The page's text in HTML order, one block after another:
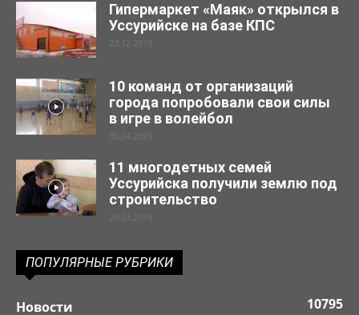
Гипермаркет «Маяк» открылся в
Уссурийске на базе КПС
23.12.2019
10 команд от организаций
города попробовали свои силы
в игре в волейбол
30.04.2019
11 многодетных семей
Уссурийска получили землю под
строительство
29.03.2019
ПОПУЛЯРНЫЕ РУБРИКИ
Новости 10795